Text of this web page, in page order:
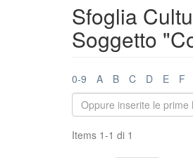
Sfoglia
Soggetto
0-9 A B C D E F
Items 1-1 di 1